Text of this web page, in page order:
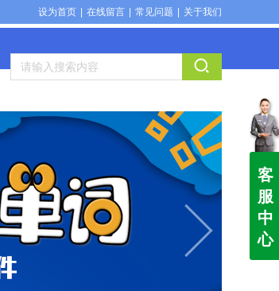
设为首页 在线留言 常见问题 关于我们
客
服
中
心